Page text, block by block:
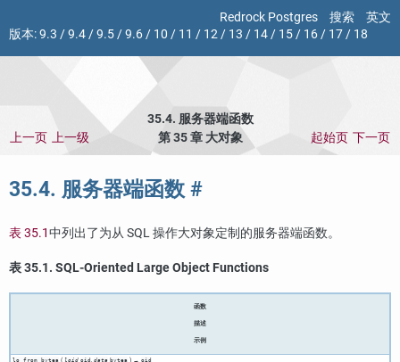
Redrock Postgres 搜索
英文
版本:9.3 /9.4/9.5/9.6/ 10 / 11 / 12/ 13 / 14/ 15/ 16/ 17/ 18
35.4. 服务器端函数
上一页 上一级 第 35 章 大对象 起始页 下一页
35.4. 服务器端函数 #
表 35.1中列出了为从 SQL 操作大对象定制的服务器端函数。
表 35.1. SQL-Oriented Large Object Functions
函数
描述
示例
lo_from_bytea ( loid oid data bytea ) → oid